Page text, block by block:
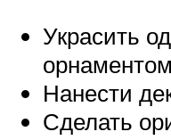
Украсить
Нанести
Сделать